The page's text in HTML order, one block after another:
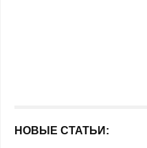
НОВЫЕ СТАТЬИ: